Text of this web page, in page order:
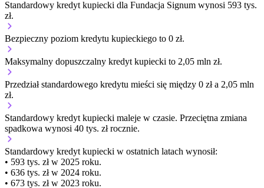
Standardowy kredyt kupiecki dla Fundacja Signum wynosi 593 tys.
zł.
Bezpieczny poziom kredytu kupieckiego to 0 zł.
Maksymalny dopuszczalny kredyt kupiecki to 2,05 mln zł.
Przedział standardowego kredytu mieści się między 0 zł a 2,05 mln
zł.
Standardowy kredyt kupiecki maleje w czasie. Przeciętna zmiana
spadkowa wynosi 40 tys. zł rocznie.
Standardowy kredyt kupiecki w ostatnich latach wynosił:
• 593 tys. zł w 2025 roku.
• 636 tys. zł w 2024 roku.
• 673 tys. zł w 2023 roku.